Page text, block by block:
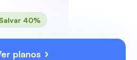
Salvar 40%
planos